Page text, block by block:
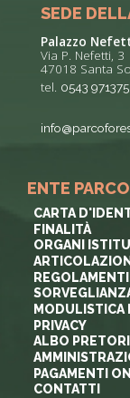
SEDE
Palazzo
Via P. Nefetti, 3
47018 Santa
tel. 0543 971375
ENTE PARCO
CARTA
FINALITÀ
ORGANI
MODULISTICA
PRIVACY
ALBO
PAGAMENTI
CONTATTI